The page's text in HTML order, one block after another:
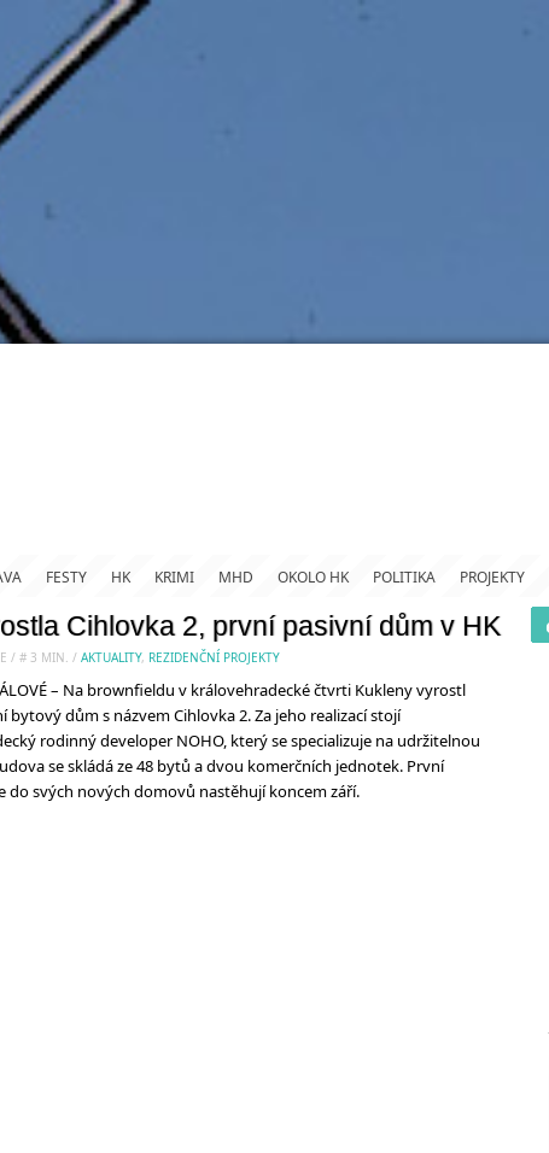
FESTY HK KRIMI MHD OKOLO HK POLITIKA PROJEKTY
Cihlovka 2, první pasivní dům v HK
/ # 3 MIN. / AKTUALITY, REZIDENČNÍ PROJEKTY
– Na brownfieldu v královehradecké čtvrti Kukleny vyrostl
bytový dům s názvem Cihlovka 2. Za jeho realizací stojí
rodinný developer NOHO, který se specializuje na udržitelnou
se skládá ze 48 bytů a dvou komerčních jednotek. První
do svých nových domovů nastěhují koncem září.